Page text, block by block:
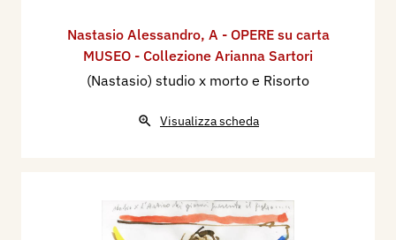
Nastasio Alessandro, A - OPERE su carta
MUSEO - Collezione Arianna Sartori
(Nastasio) studio x morto e Risorto
Visualizza scheda